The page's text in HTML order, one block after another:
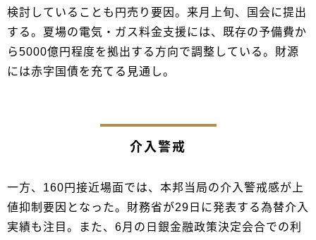
検討していることも円売り要因。来月上旬、国会に提出
する。夏場の電気・ガス料金支援には、既存の予備費か
ら5000億円程度を拠出する方向で調整している。財源
には赤字国債を充てる見通し。
介入警戒
一方、160円接近場面では、本邦当局の介入警戒感が上
値抑制要因となった。財務省が29日に発表する為替介入
実績も注目。また、6月の日銀金融政策決定会合での利